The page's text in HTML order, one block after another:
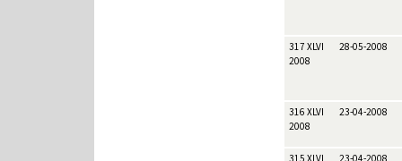
317 XLVI
2008
28-05-2008
316 XLVI
2008
23-04-2008